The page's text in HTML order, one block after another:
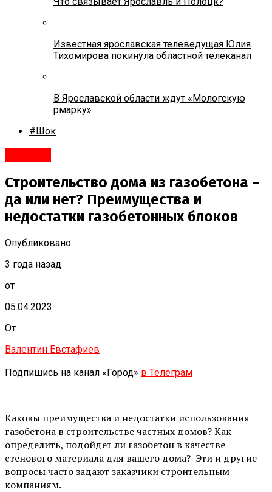
Известная ярославская телеведущая Юлия
Тихомирова покинула областной телеканал
В Ярославской области ждут «Мологскую
рмарку»
#Шок
Строительство дома из газобетона –
да или нет? Преимущества и
недостатки газобетонных блоков
Опубликовано
3 года назад
от
05.04.2023
От
Валентин Евстафиев
Подпишись на канал «Город» в Телеграм
Каковы преимущества и недостатки использования
газобетона в строительстве частных домов? Как
определить, подойдет ли газобетон в качестве
стенового материала для вашего дома? Эти и другие
вопросы часто задают заказчики строительным
компаниям.